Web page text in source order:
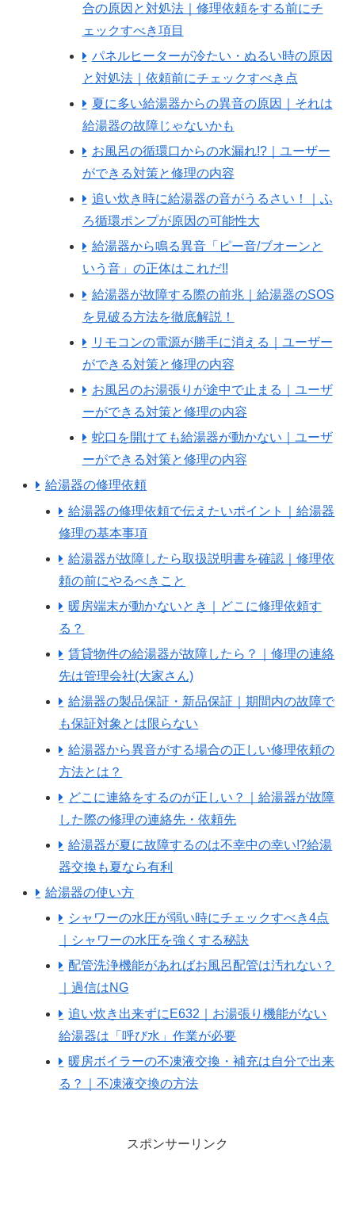
合の原因と対処法｜修理依頼をする前にチ
ェックすべき項目
パネルヒーターが冷たい・ぬるい時の原因
と対処法｜依頼前にチェックすべき点
夏に多い給湯器からの異音の原因｜それは
給湯器の故障じゃないかも
お風呂の循環口からの水漏れ!?｜ユーザー
ができる対策と修理の内容
追い炊き時に給湯器の音がうるさい！｜ふ
ろ循環ポンプが原因の可能性大
給湯器から鳴る異音「ピー音/ブオーンと
いう音」の正体はこれだ!!
給湯器が故障する際の前兆｜給湯器のSOS
を見破る方法を徹底解説！
リモコンの電源が勝手に消える｜ユーザー
ができる対策と修理の内容
お風呂のお湯張りが途中で止まる｜ユーザ
ーができる対策と修理の内容
蛇口を開けても給湯器が動かない｜ユーザ
ーができる対策と修理の内容
給湯器の修理依頼
給湯器の修理依頼で伝えたいポイント｜給湯器
修理の基本事項
給湯器が故障したら取扱説明書を確認｜修理依
頼の前にやるべきこと
暖房端末が動かないとき｜どこに修理依頼す
る？
賃貸物件の給湯器が故障したら？｜修理の連絡
先は管理会社(大家さん)
給湯器の製品保証・新品保証｜期間内の故障で
も保証対象とは限らない
給湯器から異音がする場合の正しい修理依頼の
方法とは？
どこに連絡をするのが正しい？｜給湯器が故障
した際の修理の連絡先・依頼先
給湯器が夏に故障するのは不幸中の幸い!?給湯
器交換も夏なら有利
給湯器の使い方
シャワーの水圧が弱い時にチェックすべき4点
｜シャワーの水圧を強くする秘訣
配管洗浄機能があればお風呂配管は汚れない？
｜過信はNG
追い炊き出来ずにE632｜お湯張り機能がない
給湯器は「呼び水」作業が必要
暖房ボイラーの不凍液交換・補充は自分で出来
る？｜不凍液交換の方法
スポンサーリンク